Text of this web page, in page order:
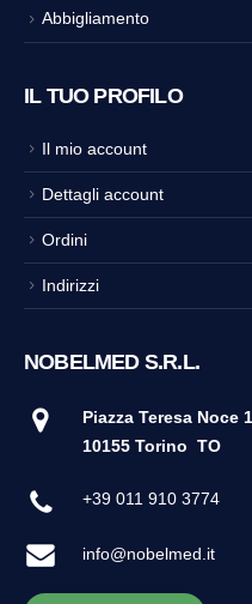
Abbigliamento
IL TUO PROFILO
Il mio account
Dettagli account
Ordini
Indirizzi
NOBELMED S.R.L.
Piazza Teresa Noce
10155 Torino TO
+39 011 910 3774
info@nobelmed.it